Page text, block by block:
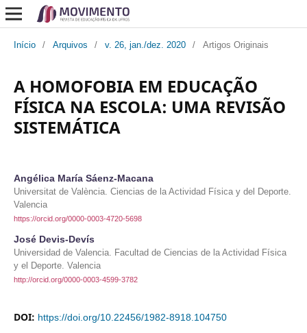
Início / Arquivos / v. 26, jan./dez. 2020 / Artigos Originais
A HOMOFOBIA EM EDUCAÇÃO
FÍSICA NA ESCOLA: UMA REVISÃO
SISTEMÁTICA
Angélica María Sáenz-Macana
Universitat de València. Ciencias de la Actividad Física y del Deporte.
Valencia
https://orcid.org/0000-0003-4720-5698
José Devis-Devís
Universidad de Valencia. Facultad de Ciencias de la Actividad Física
y el Deporte. Valencia
http://orcid.org/0000-0003-4599-3782
DOI: https://doi.org/10.22456/1982-8918.104750